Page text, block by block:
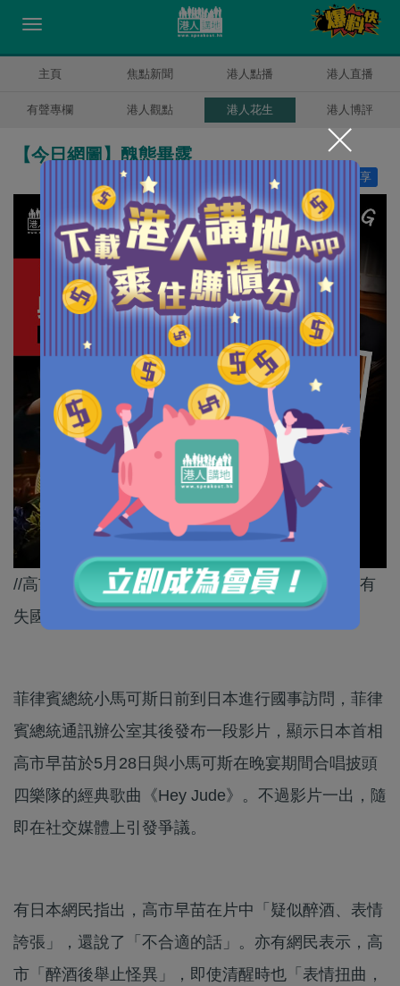
主頁 焦點新聞 港人點播 港人直播
有聲專欄 港人觀點 港人花生 港人博評
【今日網圖】醜態畢露
分享
讚好
//高市早苗好似見親啲外國元首，就會舉止輕浮、有
失國格！//
菲律賓總統小馬可斯日前到日本進行國事訪問，菲律
賓總統通訊辦公室其後發布一段影片，顯示日本首相
高市早苗於5月28日與小馬可斯在晚宴期間合唱披頭
四樂隊的經典歌曲《Hey Jude》。不過影片一出，隨
即在社交媒體上引發爭議。
有日本網民指出，高市早苗在片中「疑似醉酒、表情
誇張」，還說了「不合適的話」。亦有網民表示，高
市「醉酒後舉止怪異」，即使清醒時也「表情扭曲，